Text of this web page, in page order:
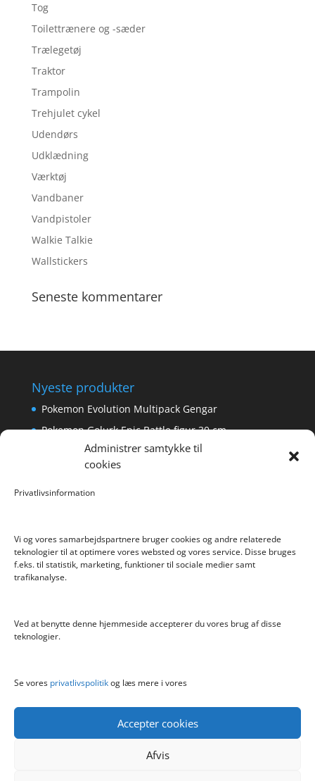
Administrer samtykke til
cookies
Privatlivsinformation
Vi og vores samarbejdspartnere bruger cookies og andre relaterede
teknologier til at optimere vores websted og vores service. Disse bruges
f.eks. til statistik, marketing, funktioner til sociale medier samt
trafikanalyse.
Ved at benytte denne hjemmeside accepterer du vores brug af disse
teknologier.
Se vores privatlivspolitikog læs mere i vores
Accepter cookies
Afvis
Tog
Toilettrænere og -sæder
Trælegetøj
Traktor
Trampolin
Trehjulet cykel
Udendørs
Udklædning
Værktøj
Vandbaner
Vandpistoler
Walkie Talkie
Wallstickers
Seneste kommentarer
Nyeste produkter
Pokemon Evolution Multipack Gengar
Pokemon Golurk Epic Battle figur 30 cm
Scalextric Digital -Easyfit Digital Plug
Care Bear Love-A-Lot ECO Bamse 36cm
Bratz Stylin Dukke Cloe
Info
Kontakt
Privatlivspolitik